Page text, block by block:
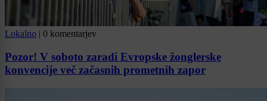
Lokalno | 0 komentarjev
Pozor! V soboto zaradi Evropske žonglerske
konvencije več začasnih prometnih zapor